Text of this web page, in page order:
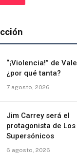
“¡Violencia!” de
¿por qué tanta?
7 agosto, 2026
Jim Carrey será el
protagonista de Los
Supersónicos
6 agosto, 2026